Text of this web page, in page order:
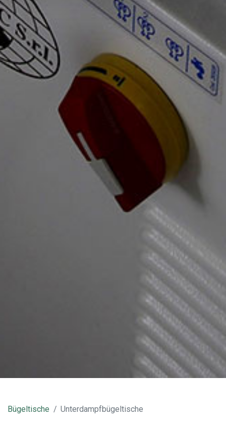
e imposta le tue preferenze nella sezione dettagli
modificare o ritirare il tuo consenso in qualsiasi momento
dalla Dichiarazione sui cookie.
Utilizziamo i cookie per personalizzare contenuti ed
annunci, per fornire funzionalità dei social media e per
analizzare il nostro traffico. Condividiamo inoltre
informazioni sul modo in cui utilizza il nostro sito con i
nostri partner che si occupano di analisi dei dati web,
pubblicità e social media, i quali potrebbero combinarle
con altre informazioni che ha fornito loro o che hanno
raccolto dal suo utilizzo dei loro servizi.
Bügeltische Unterdampfbügeltische